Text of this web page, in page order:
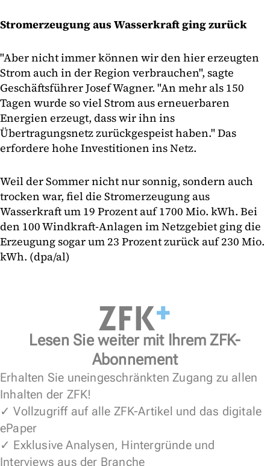
Stromerzeugung aus Wasserkraft ging zurück
"Aber nicht immer können wir den hier erzeugten
Strom auch in der Region verbrauchen", sagte
Geschäftsführer Josef Wagner. "An mehr als 150
Tagen wurde so viel Strom aus erneuerbaren
Energien erzeugt, dass wir ihn ins
Übertragungsnetz zurückgespeist haben." Das
erfordere hohe Investitionen ins Netz.
Weil der Sommer nicht nur sonnig, sondern auch
trocken war, fiel die Stromerzeugung aus
Wasserkraft um 19 Prozent auf 1700 Mio. kWh. Bei
den 100 Windkraft-Anlagen im Netzgebiet ging die
Erzeugung sogar um 23 Prozent zurück auf 230 Mio.
kWh. (dpa/al)
Lesen Sie weiter mit Ihrem ZFK-
Abonnement
Erhalten Sie uneingeschränkten Zugang zu allen
Inhalten der ZFK!
✓ Vollzugriff auf alle ZFK-Artikel und das digitale
ePaper
✓ Exklusive Analysen, Hintergründe und
Interviews aus der Branche